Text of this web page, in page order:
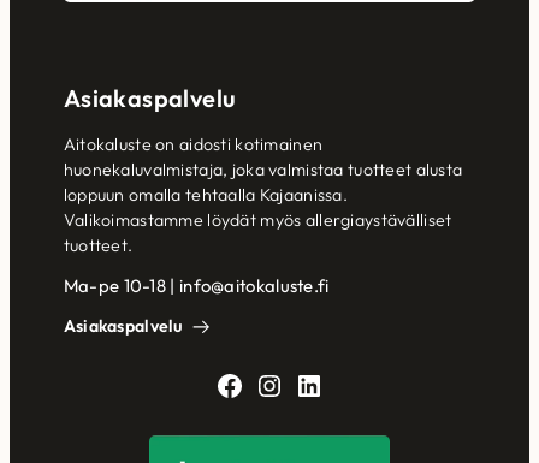
Asiakaspalvelu
Aitokaluste on aidosti kotimainen
huonekaluvalmistaja, joka valmistaa tuotteet alusta
loppuun omalla tehtaalla Kajaanissa.
Valikoimastamme löydät myös allergiaystävälliset
tuotteet.
Ma-pe 10-18 | info@aitokaluste.fi
Asiakaspalvelu
Facebook
Instagram
LinkedIn